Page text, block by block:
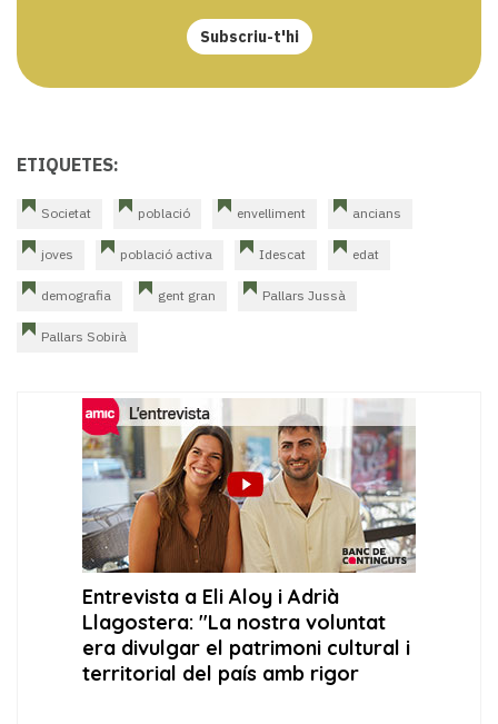
Subscriu-t'hi
ETIQUETES:
Societat població envelliment ancians
joves població activa Idescat edat
demografia gent gran Pallars Jussà
Pallars Sobirà